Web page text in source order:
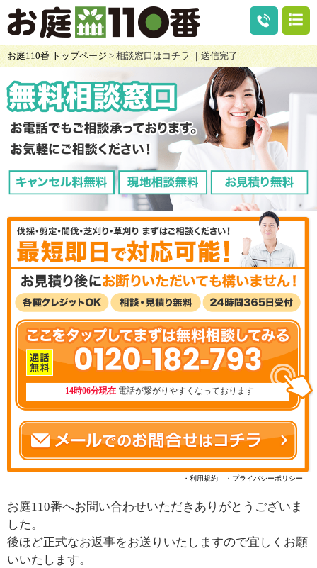
お庭110番 トップページ > 相談窓口はコチラ ｜送信完了
0120-182-793
14時06分現在 電話が繋がりやすくなっております
・利用規約 ・プライバシーポリシー
お庭110番へお問い合わせいただきありがとうございま
した。
後ほど正式なお返事をお送りいたしますので宜しくお願
いいたします。